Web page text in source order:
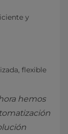
y
flexible
hemos